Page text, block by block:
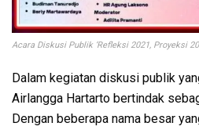
Acara Diskusi Publik ‘Refleksi 2021, Proyeksi
Dalam kegiatan diskusi publik
Airlangga Hartarto bertindak
Dengan beberapa nama besar